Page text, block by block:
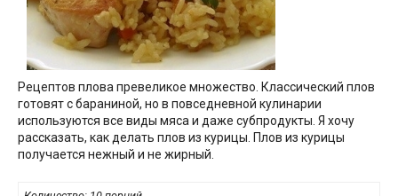
Рецептов плова превеликое множество. Классический плов
готовят с бараниной, но в повседневной кулинарии
используются все виды мяса и даже субпродукты. Я хочу
рассказать, как делать плов из курицы. Плов из курицы
получается нежный и не жирный.